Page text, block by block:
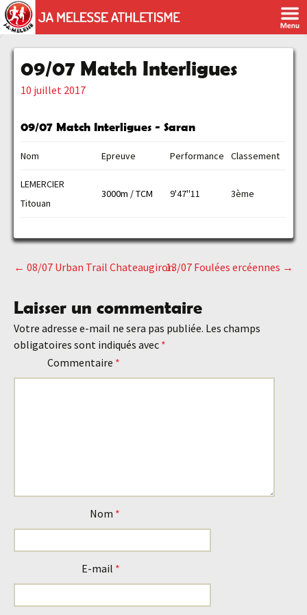
09/07 Match Interligues
10 juillet 2017
09/07 Match Interligues - Saran
Nom Epreuve Performance Classement
LEMERCIER
Titouan
3000m / TCM 9'47''11 3ème
Navigation
des
articles
← 08/07 Urban Trail Chateaugiron13/07 Foulées ercéennes →
Laisser un commentaire
Votre adresse e-mail ne sera pas publiée. Les champs
obligatoires sont indiqués avec *
Commentaire *
Nom *
E-mail *